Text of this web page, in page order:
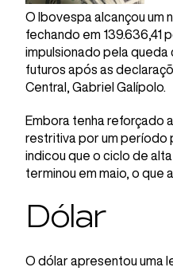
O Ibovespa alcançou um
fechando em 139.636,41
impulsionado pela queda
futuros após as
Central, Gabriel Galípolo.
Embora tenha reforçado
restritiva por um período
indicou que o ciclo de
terminou em maio, o que
Dólar
O dólar apresentou uma